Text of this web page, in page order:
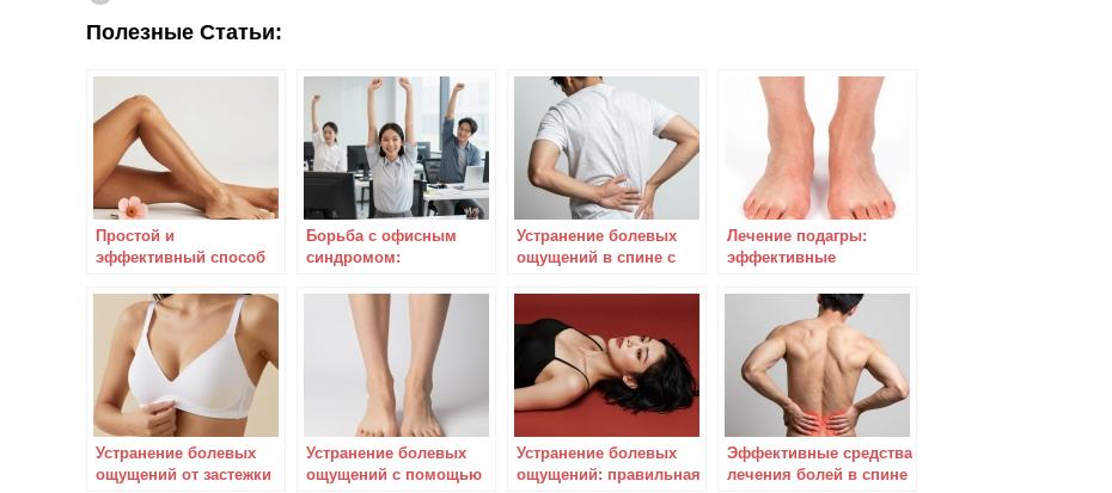
Полезные Статьи:
Простой и
эффективный способ
ощущений в коленях –
пользуйтесь на
здоровье!
Борьба с офисным
синдромом:
полезные тренировки
Устранение болевых
ощущений в спине с
Лечение подагры:
эффективные
Устранение болевых
ощущений от застежки
Устранение болевых
ощущений с помощью
Устранение болевых
ощущений: правильная
Эффективные средства
лечения болей в спине